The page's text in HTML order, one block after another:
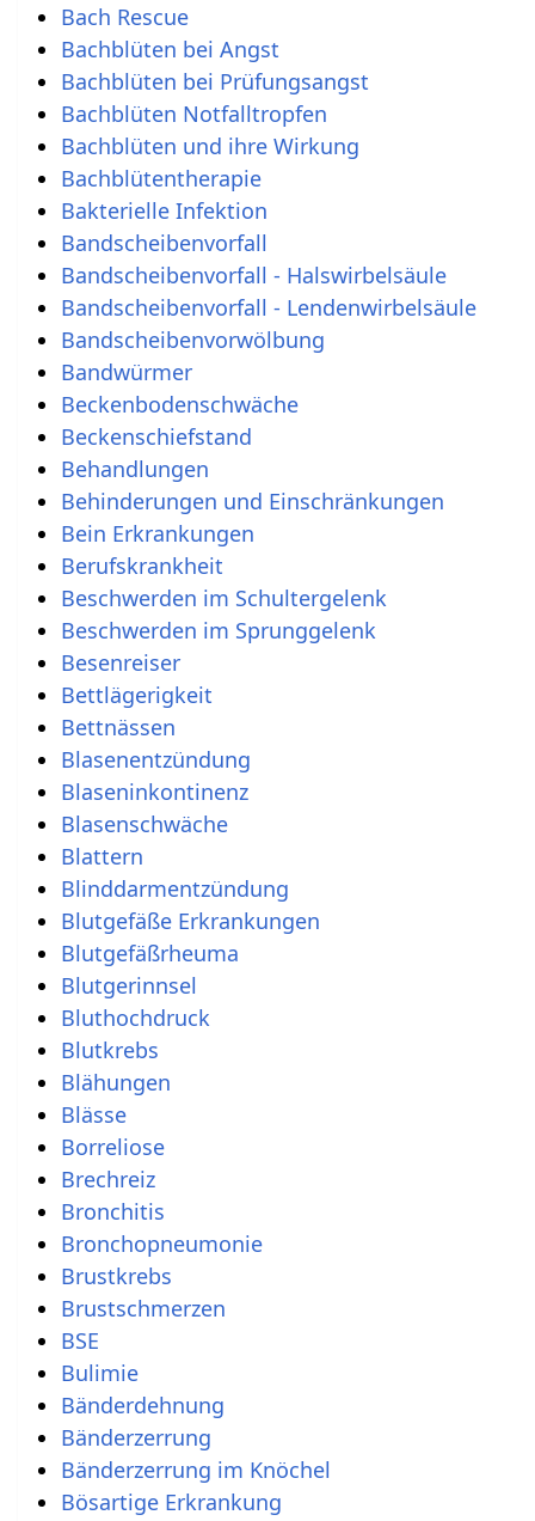
Bach Rescue
Bachblüten bei Angst
Bachblüten bei Prüfungsangst
Bachblüten Notfalltropfen
Bachblüten und ihre Wirkung
Bachblütentherapie
Bakterielle Infektion
Bandscheibenvorfall
Bandscheibenvorfall - Halswirbelsäule
Bandscheibenvorfall - Lendenwirbelsäule
Bandscheibenvorwölbung
Bandwürmer
Beckenbodenschwäche
Beckenschiefstand
Behandlungen
Behinderungen und Einschränkungen
Bein Erkrankungen
Berufskrankheit
Beschwerden im Schultergelenk
Beschwerden im Sprunggelenk
Besenreiser
Bettlägerigkeit
Bettnässen
Blasenentzündung
Blaseninkontinenz
Blasenschwäche
Blattern
Blinddarmentzündung
Blutgefäße Erkrankungen
Blutgefäßrheuma
Blutgerinnsel
Bluthochdruck
Blutkrebs
Blähungen
Blässe
Borreliose
Brechreiz
Bronchitis
Bronchopneumonie
Brustkrebs
Brustschmerzen
BSE
Bulimie
Bänderdehnung
Bänderzerrung
Bänderzerrung im Knöchel
Bösartige Erkrankung